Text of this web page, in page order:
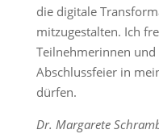
die digitale
mitzugestalten. Ich
Teilnehmerinnen
Abschlussfeier in
dürfen.
Dr. Margarete